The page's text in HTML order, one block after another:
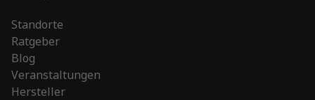
Standorte
Ratgeber
Blog
Veranstaltungen
Hersteller